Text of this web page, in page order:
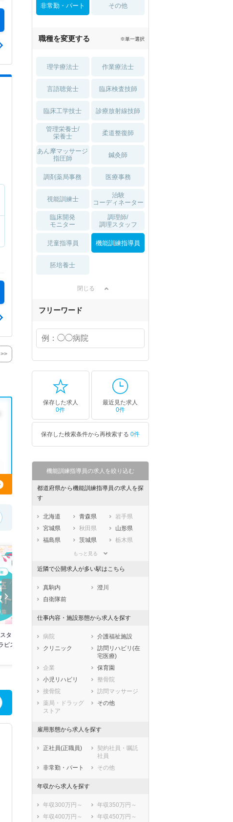
>>
タートダ
ピスト向け
セラピスト
世の中の需要の高まりととも
に増加傾向の「介護施設」求
積極採用中 WEB面接OK
非常勤・パート その他
職種を変更する ※単一選択
理学療法士 作業療法士
言語聴覚士 臨床検査技師
臨床工学技士 診療放射線技師
管理栄養士/
栄養士
柔道整復師
あん摩マッサージ
指圧師
鍼灸師
調剤薬局事務 医療事務
視能訓練士
治験
コーディネーター
臨床開発
モニター
調理師/
調理スタッフ
児童指導員 機能訓練指導員
胚培養士
閉じる
フリーワード
保存した求人
0件
最近見た求人
0件
保存した検索条件から再検索する 0件
機能訓練指導員の求人を絞り込む
都道府県から機能訓練指導員の求人を探
す
北海道 青森県
岩手県
宮城県
秋田県
山形県
福島県
茨城県
栃木県
埼玉県
石川県
福井県
静岡県
兵庫県
奈良県
和歌山県
鳥取県
島根県
岡山県
広島県
山口県
徳島県
高知県
福岡県
佐賀県
熊本県
大分県
鹿児島県
沖縄県
もっと見る
近隣で公開求人が多い駅はこちら
真駒内
澄川
自衛隊前
仕事内容・施設形態から求人を探す
病院
介護福祉施設
クリニック
訪問リハビリ(在
宅医療)
企業
保育園
小児リハビリ
整骨院
接骨院
訪問マッサージ
薬局・ドラッグ
ストア
その他
雇用形態から求人を探す
正社員(正職員)
契約社員・嘱託
社員
非常勤・パート
その他
年収から求人を探す
年収300万円～
年収350万円～
年収400万円～
年収450万円～